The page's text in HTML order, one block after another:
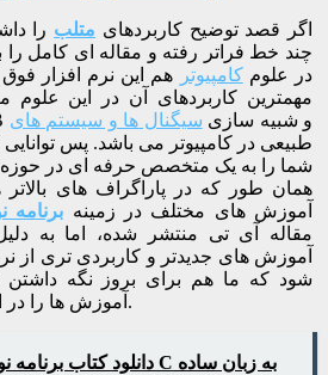
اگر قصد توضیح کاربردهای متلب را
چند خط فراتر رفته و مقاله ای کامل
در علومکامپیوتر
هم این نرم افزار
مهمترین کاربردهای آن در این علوم
به کمک MATLAB و شبیه سازی سیگنال ها و سیستم های
طبیعی در کامپیوتر می باشد. پس توانایی
شما را به یک متخصص حرفه ای در حوزه
همان طور که در پاراگراف های بالاتر
آموزش های مختلف در زمینه برنامه
مقاله آی تی منتشر شده، اما به
آموزش های جدیدتر و کاربردی تری از
شود که ما هم برای بروز نگه داشتن
آموزش ها را در اختیار شما قرار می دهیم.
دانلود کتاب برنامه نویسی به زبان C به زبان ساده